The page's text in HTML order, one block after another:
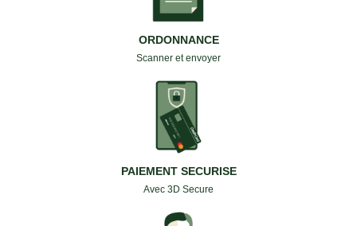
ORDONNANCE
Scanner et envoyer
PAIEMENT SECURISE
Avec 3D Secure